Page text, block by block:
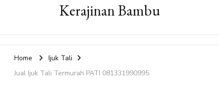
Kerajinan Bambu
Home
Ijuk Tali
Jual Ijuk Tali Termurah PATI 081331990995